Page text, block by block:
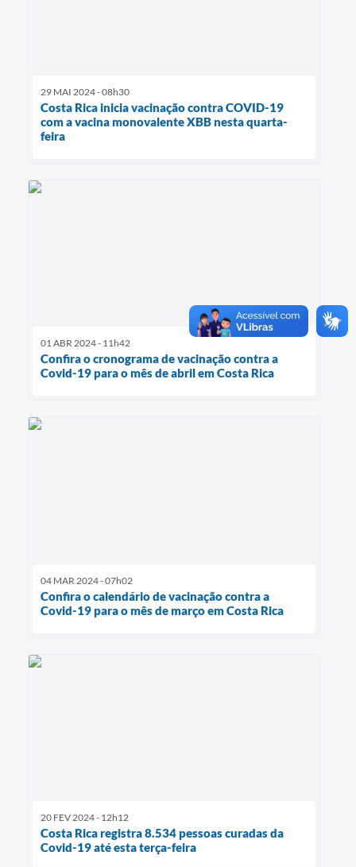
29 MAI 2024 - 08h30
Costa Rica inicia vacinação contra COVID-19
com a vacina monovalente XBB nesta quarta-
feira
01 ABR 2024 - 11h42
Confira o cronograma de vacinação contra a
Covid-19 para o mês de abril em Costa Rica
04 MAR 2024 - 07h02
Confira o calendário de vacinação contra a
Covid-19 para o mês de março em Costa Rica
20 FEV 2024 - 12h12
Costa Rica registra 8.534 pessoas curadas da
Covid-19 até esta terça-feira